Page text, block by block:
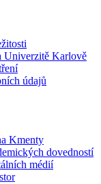
Univerzitě Karlově
údajů
Kmenty
dovedností
médií